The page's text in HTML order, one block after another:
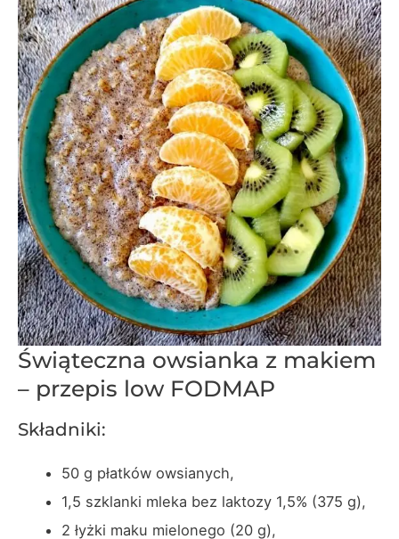
Świąteczna owsianka z makiem
– przepis low FODMAP
Składniki:
50 g płatków owsianych,
1,5 szklanki mleka bez laktozy 1,5% (375 g),
2 łyżki maku mielonego (20 g),